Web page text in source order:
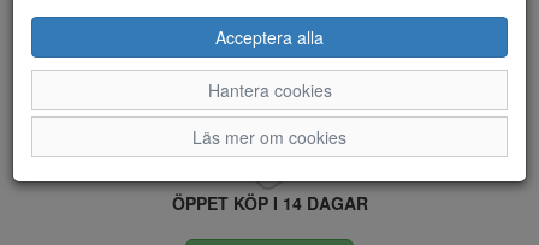
LEVERANS INOM 4 DAGAR INOM SVERIGE
FRI FRAKT VID KÖP ÖVER 1.500 KR
ÖPPET KÖP I 14 DAGAR
Acceptera alla
Hantera cookies
Läs mer om cookies